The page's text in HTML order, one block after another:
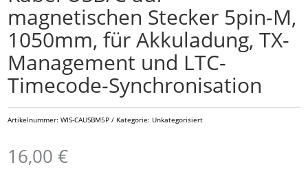
magnetischen Stecker 5pin-M,
1050mm, für Akkuladung, TX-
Management und LTC-
Timecode-Synchronisation
Artikelnummer:WIS-CAUSBM5P Kategorie:Unkategorisiert
16,00€